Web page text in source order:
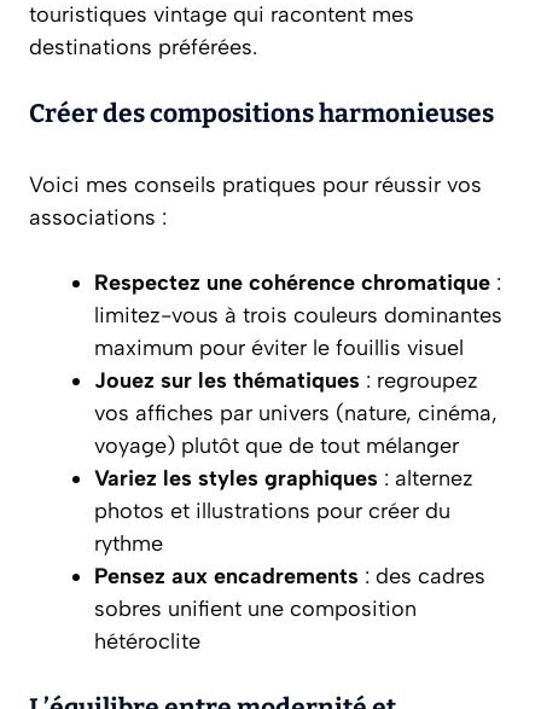
touristiques vintage qui racontent mes
destinations préférées.
Créer des compositions harmonieuses
Voici mes conseils pratiques pour réussir vos
associations :
Respectez une cohérence chromatique :
limitez-vous à trois couleurs dominantes
maximum pour éviter le fouillis visuel
Jouez sur les thématiques : regroupez
vos affiches par univers (nature, cinéma,
voyage) plutôt que de tout mélanger
Variez les styles graphiques : alternez
photos et illustrations pour créer du
rythme
Pensez aux encadrements : des cadres
sobres unifient une composition
hétéroclite